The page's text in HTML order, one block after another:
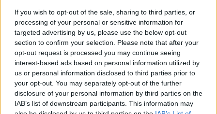
If you wish to opt-out of the sale, sharing to third parties, or
processing of your personal or sensitive information for
targeted advertising by us, please use the below opt-out
section to confirm your selection. Please note that after your
opt-out request is processed you may continue seeing
interest-based ads based on personal information utilized by
us or personal information disclosed to third parties prior to
your opt-out. You may separately opt-out of the further
disclosure of your personal information by third parties on the
IAB’s list of downstream participants. This information may
Žiūrimiausi įrašai
00:00:30
Vaizdai iš tragiškos avarijos Vilniaus r.: dviejų moterų ir
vaiko gyvybių išgelbėti nepavyko